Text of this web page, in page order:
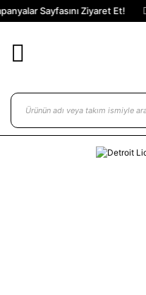
Sayfasını Ziyaret Et!